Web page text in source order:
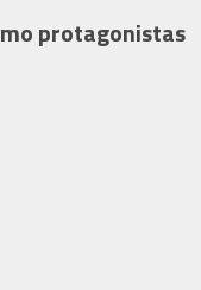
protagonistas